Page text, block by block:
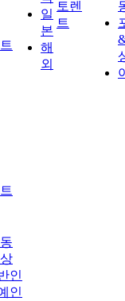
인
인
일
본
해
외
토렌
트